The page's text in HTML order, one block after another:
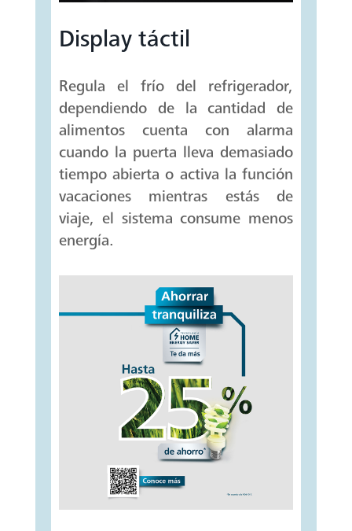
Display táctil
Regula el frío del refrigerador,
dependiendo de la cantidad de
alimentos cuenta con alarma
cuando la puerta lleva demasiado
tiempo abierta o activa la función
vacaciones mientras estás de
viaje, el sistema consume menos
energía.